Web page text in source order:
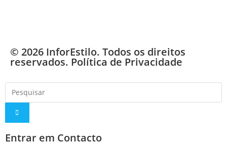
© 2026 InforEstilo. Todos os direitos
reservados. Política de Privacidade
Entrar em Contacto